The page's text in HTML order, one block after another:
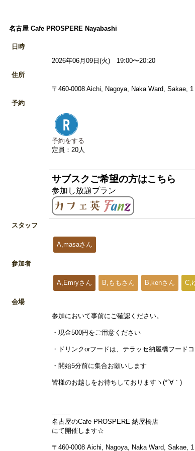
名古屋 Cafe PROSPERE Nayabashi
日時
2026年06月09日(火) 19:00〜20:20
住所
〒460-0008 Aichi, Nagoya, Naka Ward, Sakae,
予約
予約をする
定員：20人
サブスクご希望の方はこちら
参加し放題プラン
スタッフ
A,masaさん
参加者
A,Emryさん B,ももさん B,kenさん C,
会場
参加において事前にご確認ください。
・現金500円をご用意ください
・ドリンクorフードは、テラッセ納屋橋フード
・開始5分前に集合お願いします
皆様のお越しをお待ちしておりますヽ(*´∀｀)
---------
名古屋のCafe PROSPERE 納屋橋店
にて開催します☆
〒460-0008 Aichi, Nagoya, Naka Ward, Sakae,